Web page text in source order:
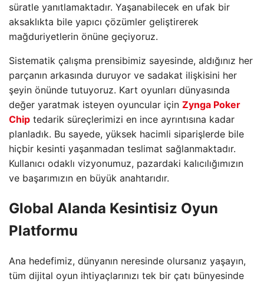
süratle yanıtlamaktadır. Yaşanabilecek en ufak bir
aksaklıkta bile yapıcı çözümler geliştirerek
mağduriyetlerin önüne geçiyoruz.
Sistematik çalışma prensibimiz sayesinde, aldığınız her
parçanın arkasında duruyor ve sadakat ilişkisini her
şeyin önünde tutuyoruz. Kart oyunları dünyasında
değer yaratmak isteyen oyuncular için Zynga Poker
Chip tedarik süreçlerimizi en ince ayrıntısına kadar
planladık. Bu sayede, yüksek hacimli siparişlerde bile
hiçbir kesinti yaşanmadan teslimat sağlanmaktadır.
Kullanıcı odaklı vizyonumuz, pazardaki kalıcılığımızın
ve başarımızın en büyük anahtarıdır.
Global Alanda Kesintisiz Oyun
Platformu
Ana hedefimiz, dünyanın neresinde olursanız yaşayın,
tüm dijital oyun ihtiyaçlarınızı tek bir çatı bünyesinde